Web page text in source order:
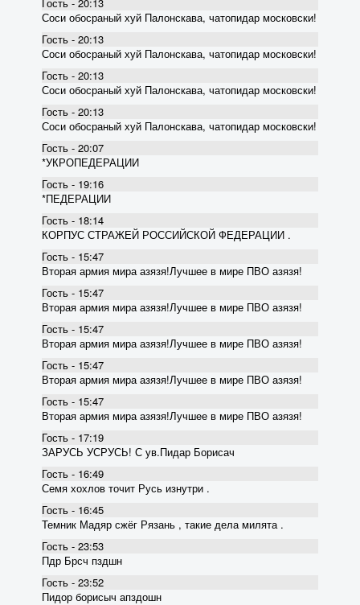
Соси обосраный хуй Палонскава, чатопидар московски!
Гость - 20:13
Соси обосраный хуй Палонскава, чатопидар московски!
Гость - 20:13
Соси обосраный хуй Палонскава, чатопидар московски!
Гость - 20:13
Соси обосраный хуй Палонскава, чатопидар московски!
Гость - 20:07
*УКРОПЕДЕРАЦИИ
Гость - 19:16
*ПЕДЕРАЦИИ
Гость - 18:14
КОРПУС СТРАЖЕЙ РОССИЙСКОЙ ФЕДЕРАЦИИ .
Гость - 15:47
Вторая армия мира азязя!Лучшее в мире ПВО азязя!
Гость - 15:47
Вторая армия мира азязя!Лучшее в мире ПВО азязя!
Гость - 15:47
Вторая армия мира азязя!Лучшее в мире ПВО азязя!
Гость - 15:47
Вторая армия мира азязя!Лучшее в мире ПВО азязя!
Гость - 15:47
Вторая армия мира азязя!Лучшее в мире ПВО азязя!
Гость - 17:19
ЗАРУСЬ УСРУСЬ! С ув.Пидар Борисач
Гость - 16:49
Семя хохлов точит Русь изнутри .
Гость - 16:45
Темник Мадяр сжёг Рязань , такие дела милята .
Гость - 23:53
Пдр Брсч пздшн
Гость - 23:52
Пидор борисыч апздошн